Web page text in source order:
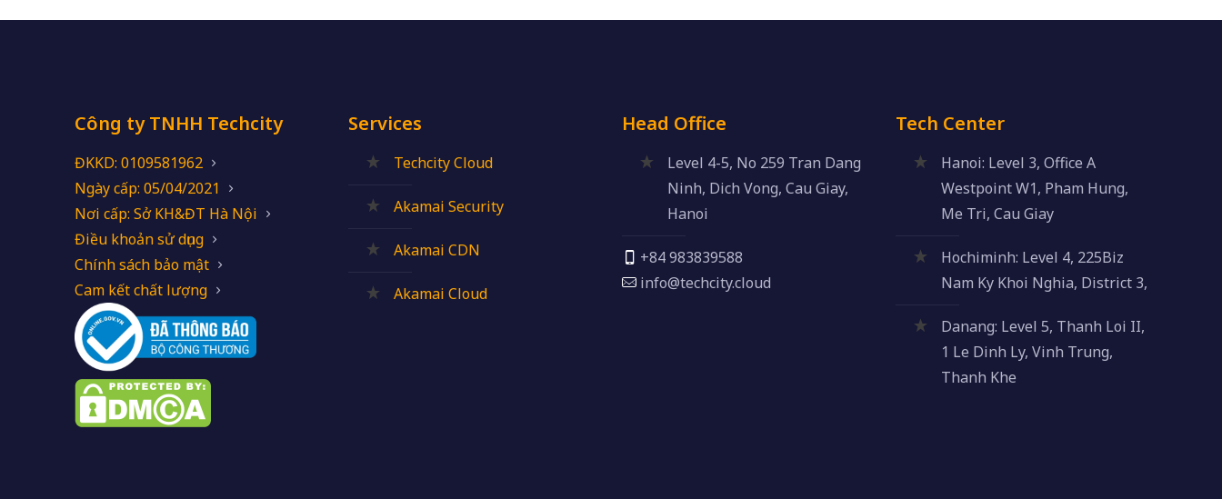
Công ty TNHH Techcity
ĐKKD: 0109581962
Ngày cấp: 05/04/2021
Nơi cấp: Sở KH&ĐT Hà Nội
Điều khoản sử dụng
Chính sách bảo mật
Cam kết chất lượng
Services
Techcity Cloud
Akamai Security
Akamai CDN
Akamai Cloud
Head Office
Level 4-5, No 259 Tran Dang
Ninh, Dich Vong, Cau Giay,
Hanoi
+84 983839588
info@techcity.cloud
Tech Center
Hanoi: Level 3, Office A
Westpoint W1, Pham Hung,
Me Tri, Cau Giay
Hochiminh: Level 4, 225Biz
Nam Ky Khoi Nghia, District 3,
Danang: Level 5, Thanh Loi II,
1 Le Dinh Ly, Vinh Trung,
Thanh Khe